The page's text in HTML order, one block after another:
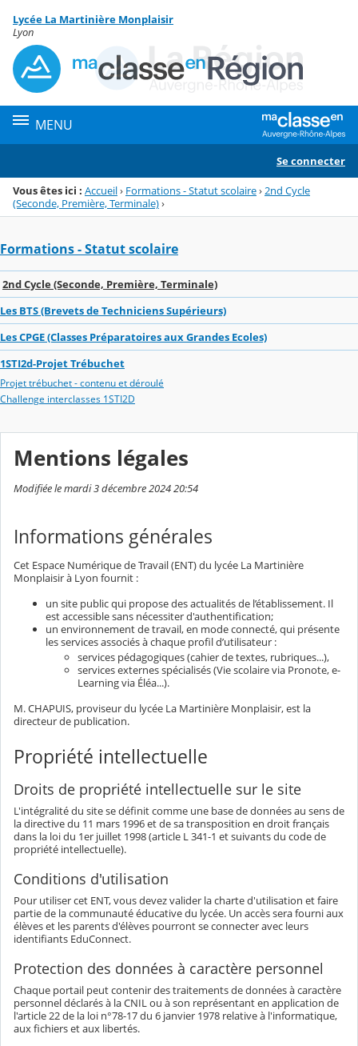
Menu de la rubrique
Contenu
Lycée La Martinière Monplaisir
Lyon
MENU
Se connecter
Vous êtes ici : Accueil› Formations - Statut scolaire› 2nd Cycle
(Seconde, Première, Terminale)›
Formations - Statut scolaire
2nd Cycle (Seconde, Première, Terminale)
Les BTS (Brevets de Techniciens Supérieurs)
Les CPGE (Classes Préparatoires aux Grandes Ecoles)
1STI2d-Projet Trébuchet
Projet trébuchet - contenu et déroulé
Challenge interclasses 1STI2D
Mentions légales
Modifiée le mardi 3 décembre 2024 20:54
Informations générales
Cet Espace Numérique de Travail (ENT) du lycée La Martinière
Monplaisir à Lyon fournit :
un site public qui propose des actualités de l’établissement. Il
est accessible sans nécessiter d'authentification;
un environnement de travail, en mode connecté, qui présente
les services associés à chaque profil d’utilisateur :
services pédagogiques (cahier de textes, rubriques...),
services externes spécialisés (Vie scolaire via Pronote, e-
Learning via Éléa...).
M. CHAPUIS, proviseur du lycée La Martinière Monplaisir, est la
directeur de publication.
Propriété intellectuelle
Droits de propriété intellectuelle sur le site
L'intégralité du site se définit comme une base de données au sens de
la directive du 11 mars 1996 et de sa transposition en droit français
dans la loi du 1er juillet 1998 (article L 341-1 et suivants du code de
propriété intellectuelle).
Conditions d'utilisation
Pour utiliser cet ENT, vous devez valider la charte d'utilisation et faire
partie de la communauté éducative du lycée. Un accès sera fourni aux
élèves et les parents d'élèves pourront se connecter avec leurs
identifiants EduConnect.
Protection des données à caractère personnel
Chaque portail peut contenir des traitements de données à caractère
personnel déclarés à la CNIL ou à son représentant en application de
l'article 22 de la loi n°78-17 du 6 janvier 1978 relative à l'informatique,
aux fichiers et aux libertés.